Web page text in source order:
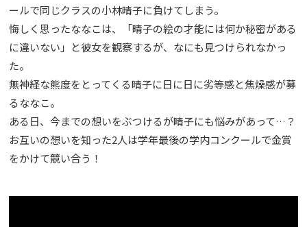
ールで同じクラスの小林晴子に負けてしまう。
悔しく思ったななこは、「晴子の絵の才能には何か秘密がある
に違いない」と彼女を観察するが、なにも見つけられなかっ
た。
無神経な熊度をとってくる晴子に日に日に劣等感と焦燥感が募
るななこ。
ある日、今までの想いをぶつけるが晴子にも悩みがあって…？
お互いの想いを知った2人は学年最後の学内コンクールで金賞
をかけて競い合う！